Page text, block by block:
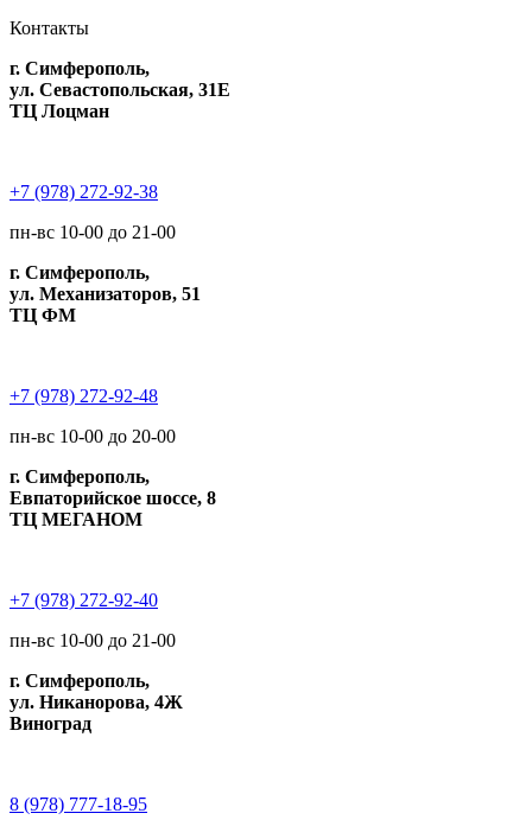
Контакты
г. Симферополь,
ул. Севастопольская, 31Е
ТЦ Лоцман
+7 (978) 272-92-38
пн-вс 10-00 до 21-00
г. Симферополь,
ул. Механизаторов, 51
ТЦ ФМ
+7 (978) 272-92-48
пн-вс 10-00 до 20-00
г. Симферополь,
Евпаторийское шоссе, 8
ТЦ МЕГАНОМ
+7 (978) 272-92-40
пн-вс 10-00 до 21-00
г. Симферополь,
ул. Никанорова, 4Ж
Виноград
8 (978) 777-18-95